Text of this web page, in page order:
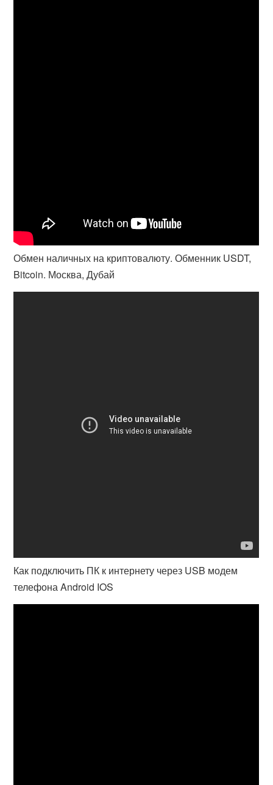
Обмен наличных на криптовалюту. Обменник USDT,
Bitcoin. Москва, Дубай
Как подключить ПК к интернету через USB модем
телефона Android IOS